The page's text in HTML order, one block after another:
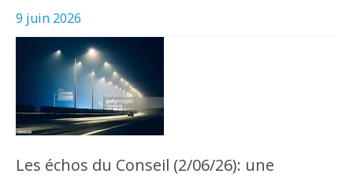
9 juin 2026
Les échos du Conseil (2/06/26): une